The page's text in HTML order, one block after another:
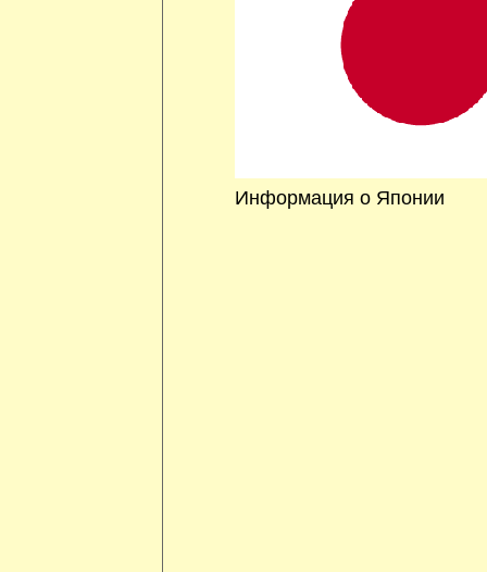
Информация о Японии